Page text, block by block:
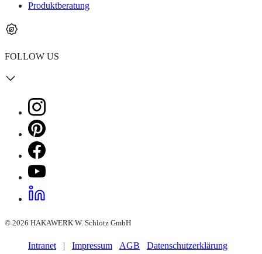
Produktberatung
FOLLOW US
© 2026 HAKAWERK W. Schlotz GmbH
Intranet | Impressum AGB
Datenschutzerklärung